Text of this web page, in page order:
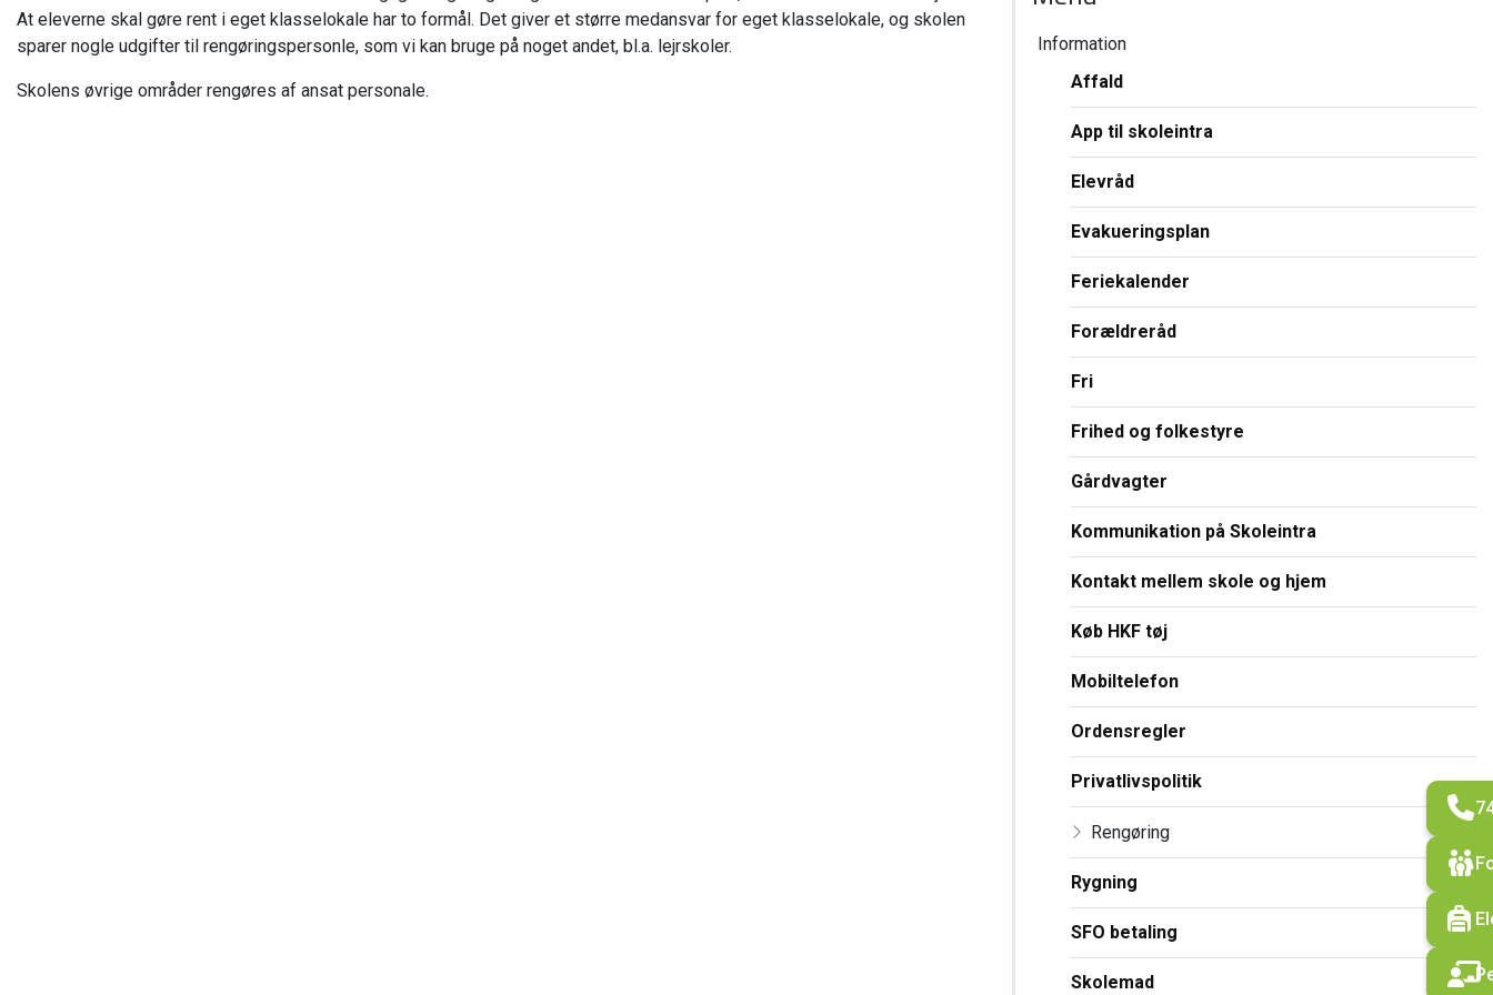
At eleverne skal gøre rent i eget klasselokale har to formål. Det giver et større medansvar for eget klasselokale, og skolen
sparer nogle udgifter til rengøringspersonle, som vi kan bruge på noget andet, bl.a. lejrskoler.
Skolens øvrige områder rengøres af ansat personale.
Information
Affald
App til skoleintra
Elevråd
Evakueringsplan
Feriekalender
Forældreråd
Fri
Frihed og folkestyre
Gårdvagter
Kommunikation på Skoleintra
Kontakt mellem skole og hjem
Køb HKF tøj
Mobiltelefon
Ordensregler
Privatlivspolitik
Rengøring
Rygning
SFO betaling
Skolemad